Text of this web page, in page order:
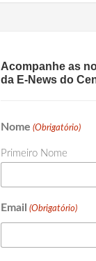
Acompanhe as
da E-News do
Nome (Obrigatório)
Primeiro Nome
Email (Obrigatório)